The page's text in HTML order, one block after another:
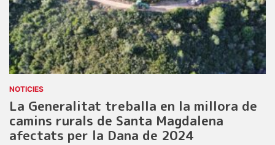
NOTICIES
La Generalitat treballa en la millora de
camins rurals de Santa Magdalena
afectats per la Dana de 2024